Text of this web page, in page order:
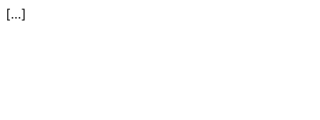
[…]